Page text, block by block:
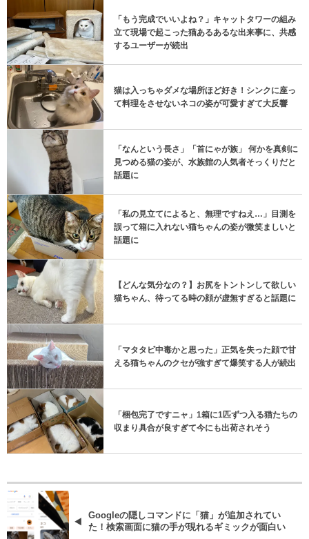
「もう完成でいいよね？」キャットタワーの組み
立て現場で起こった猫あるあるな出来事に、共感
するユーザーが続出
猫は入っちゃダメな場所ほど好き！シンクに座っ
て料理をさせないネコの姿が可愛すぎて大反響
「なんという長さ」「首にゃが族」 何かを真剣に
見つめる猫の姿が、水族館の人気者そっくりだと
話題に
「私の見立てによると、無理ですねえ…」目測を
誤って箱に入れない猫ちゃんの姿が微笑ましいと
話題に
【どんな気分なの？】お尻をトントンして欲しい
猫ちゃん、待ってる時の顔が虚無すぎると話題に
「マタタビ中毒かと思った」正気を失った顔で甘
える猫ちゃんのクセが強すぎて爆笑する人が続出
「梱包完了ですニャ」1箱に1匹ずつ入る猫たちの
収まり具合が良すぎて今にも出荷されそう
Googleの隠しコマンドに「猫」が追加されてい
た！検索画面に猫の手が現れるギミックが面白い